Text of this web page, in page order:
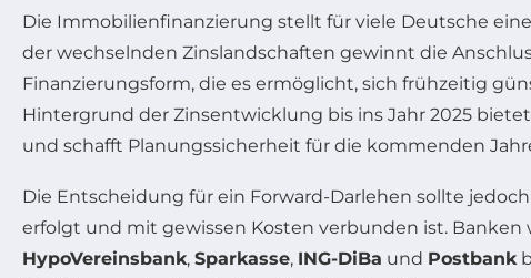
Die Immobilienfinanzierung stellt für viele Deutsche
der wechselnden Zinslandschaften gewinnt die
Finanzierungsform, die es ermöglicht, sich frühzeitig
Hintergrund der Zinsentwicklung bis ins Jahr 2025
und schafft Planungssicherheit für die kommenden
Die Entscheidung für ein Forward-Darlehen sollte
erfolgt und mit gewissen Kosten verbunden ist. Banken
HypoVereinsbank, Sparkasse, ING-DiBa und Postbank